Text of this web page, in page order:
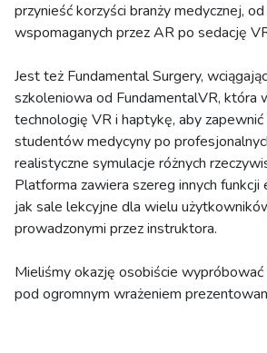
przynieść korzyści branży medycznej,
wspomaganych przez AR po sedację
Jest też Fundamental Surgery,
szkoleniowa od FundamentalVR, która
technologię VR i haptykę, aby zapewnić
studentów medycyny po
realistyczne symulacje różnych
Platforma zawiera szereg innych funkcji
jak sale lekcyjne dla wielu
prowadzonymi przez instruktora.
Mieliśmy okazję osobiście
pod ogromnym wrażeniem